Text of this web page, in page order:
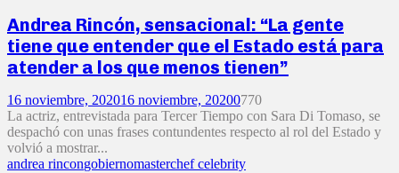
Andrea Rincón, sensacional: “La gente
tiene que entender que el Estado está para
atender a los que menos tienen”
16 noviembre, 202016 noviembre, 20200770
La actriz, entrevistada para Tercer Tiempo con Sara Di Tomaso, se
despachó con unas frases contundentes respecto al rol del Estado y
volvió a mostrar...
andrea rincongobiernomasterchef celebrity